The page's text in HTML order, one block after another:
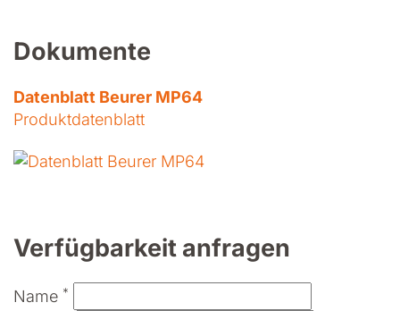
Dokumente
Datenblatt Beurer MP64
Produktdatenblatt
Verfügbarkeit anfragen
Name *